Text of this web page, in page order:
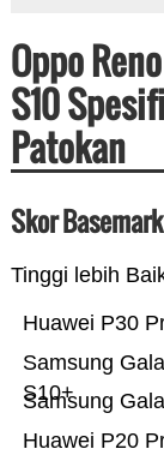
Oppo
S10
Patokan
Skor
Tinggi lebih
Huawei P20
Samsung
Samsung
S10+
Huawei P30